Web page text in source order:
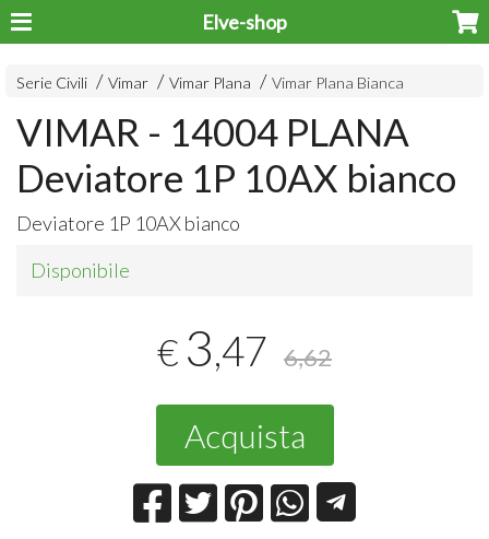
Elve-shop
Serie Civili Vimar Vimar Plana Vimar Plana Bianca
VIMAR - 14004 PLANA
Deviatore 1P 10AX bianco
Deviatore 1P 10AX bianco
Disponibile
€ 3,47 6,62
Acquista